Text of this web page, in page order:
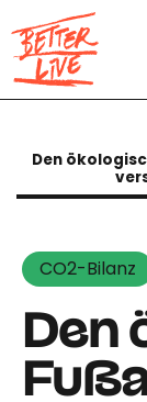
Den
CO2-Bilanz
Den
Cookie-